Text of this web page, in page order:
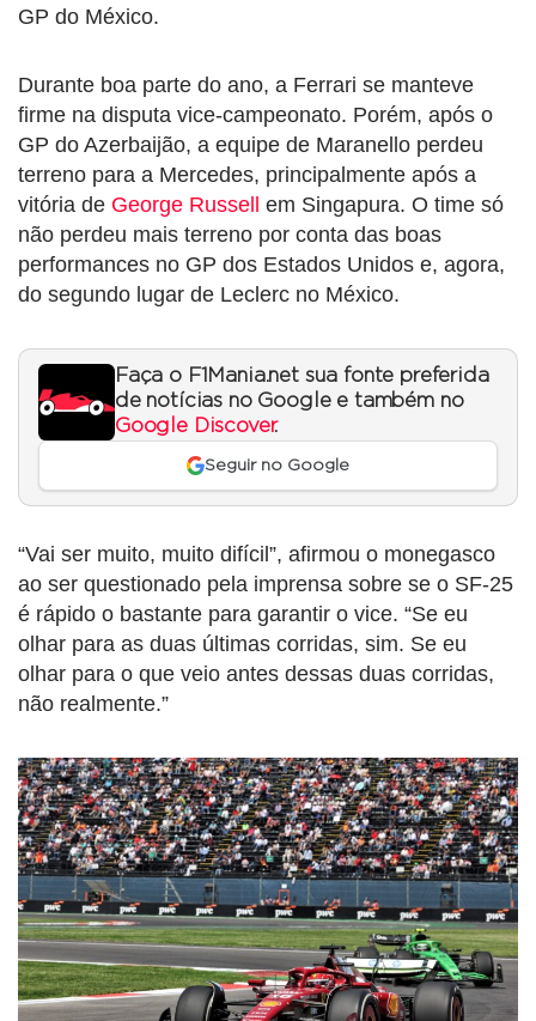
GP do México.
Durante boa parte do ano, a Ferrari se manteve
firme na disputa vice-campeonato. Porém, após o
GP do Azerbaijão, a equipe de Maranello perdeu
terreno para a Mercedes, principalmente após a
vitória de George Russell em Singapura. O time só
não perdeu mais terreno por conta das boas
performances no GP dos Estados Unidos e, agora,
do segundo lugar de Leclerc no México.
Faça o F1Mania.net sua fonte preferida
de notícias no Google e também no
Google Discover.
Seguir no Google
“Vai ser muito, muito difícil”, afirmou o monegasco
ao ser questionado pela imprensa sobre se o SF-25
é rápido o bastante para garantir o vice. “Se eu
olhar para as duas últimas corridas, sim. Se eu
olhar para o que veio antes dessas duas corridas,
não realmente.”